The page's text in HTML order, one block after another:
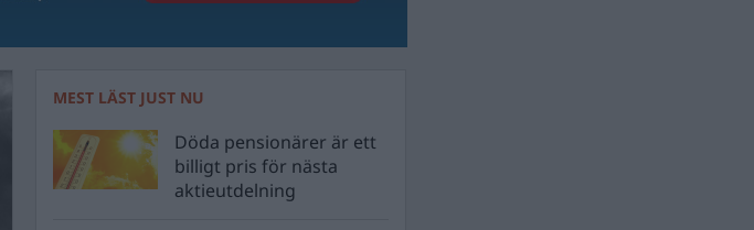
MEST LÄST JUST NU
Döda pensionärer är ett
billigt pris för nästa
aktieutdelning